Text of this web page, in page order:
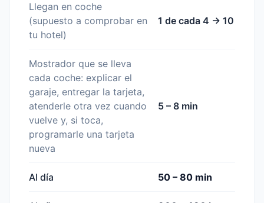
Llegan en coche
(supuesto a comprobar en
tu hotel)
1 de cada 4 → 10
Mostrador que se lleva
cada coche: explicar el
garaje, entregar la tarjeta,
atenderle otra vez cuando
vuelve y, si toca,
programarle una tarjeta
nueva
5 – 8 min
Al día 50 – 80 min